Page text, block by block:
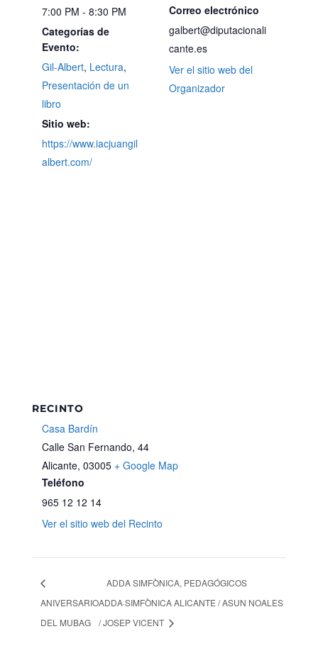
7:00 PM - 8:30 PM
Categorías de
Evento:
Gil-Albert, Lectura,
Presentación de un
libro
Sitio web:
https://www.iacjuangil
albert.com/
Correo electrónico
galbert@diputacionali
cante.es
Ver el sitio web del
Organizador
RECINTO
Casa Bardín
Calle San Fernando, 44
Alicante, 03005 + Google Map
Teléfono
965 12 12 14
Ver el sitio web del Recinto
ANIVERSARIO
DEL MUBAG
ADDA SIMFÒNICA, PEDAGÓGICOS
ADDA·SIMFÒNICA ALICANTE / ASUN NOALES
/ JOSEP VICENT